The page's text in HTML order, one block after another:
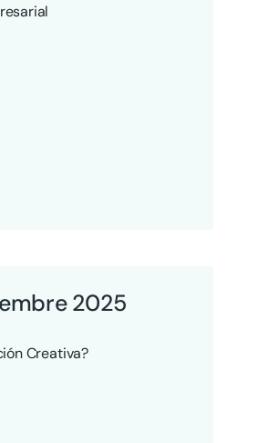
2025
Creativa?